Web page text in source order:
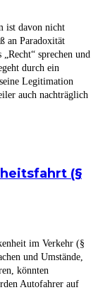
ist davon nicht
an Paradoxität
sprechen und
durch ein
Legitimation
auch nachträglich
(§
im Verkehr (§
und Umstände,
könnten
Autofahrer auf